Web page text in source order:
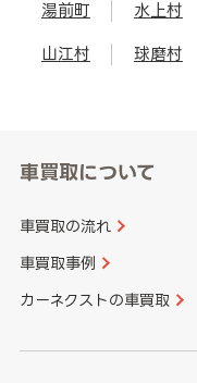
湯前町 水上村
山江村 球磨村
車買取について
車買取の流れ
車買取事例
カーネクストの車買取